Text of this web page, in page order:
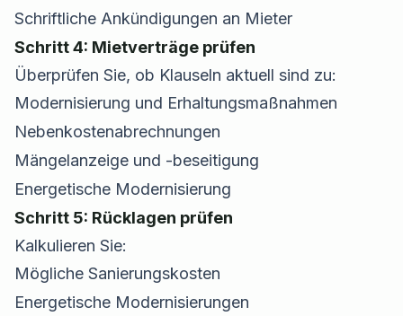
Schriftliche Ankündigungen an Mieter
Schritt 4: Mietverträge prüfen
Überprüfen Sie, ob Klauseln aktuell sind zu:
Modernisierung und Erhaltungsmaßnahmen
Nebenkostenabrechnungen
Mängelanzeige und -beseitigung
Energetische Modernisierung
Schritt 5: Rücklagen prüfen
Kalkulieren Sie:
Mögliche Sanierungskosten
Energetische Modernisierungen